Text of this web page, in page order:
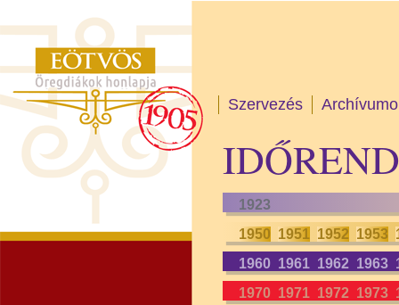
Skip
Szervezés
IDŐREND
1923
1950 1951 1952 1953
1960 1961 1962 1963
1970 1971 1972 1973